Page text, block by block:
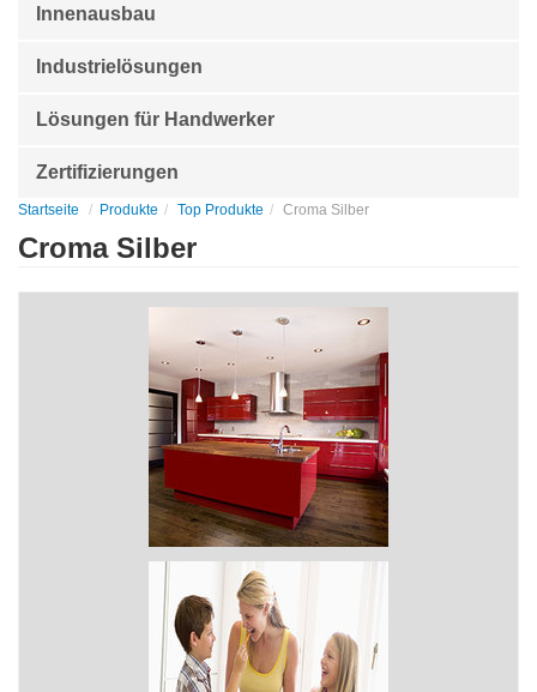
Innenausbau
Industrielösungen
Lösungen für Handwerker
Zertifizierungen
Startseite Produkte Top Produkte Croma Silber
Croma Silber